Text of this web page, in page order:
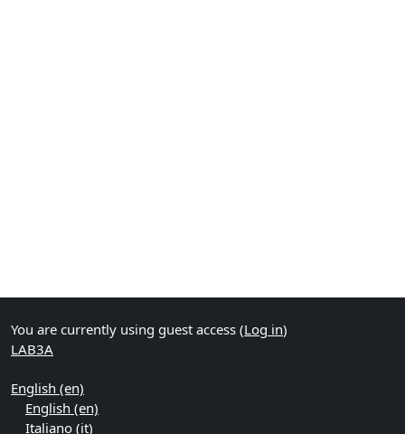
You are currently using guest access (Log in)
LAB3A
English ‎(en)‎
English ‎(en)‎
Italiano ‎(it)‎